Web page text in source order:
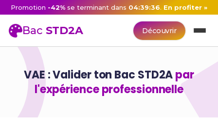
Promotion -42% se terminant dans 04:39:35. En profiter »
Bac STD2A Découvrir
VAE : Valider ton Bac STD2Apar
l'expérience professionnelle